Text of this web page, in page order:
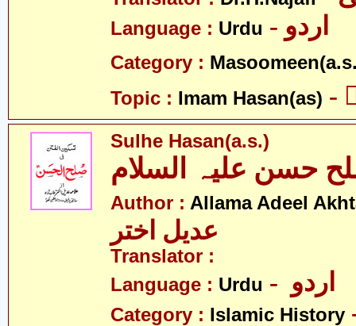
Language : Urdu - اردو
Category :
Topic : Imam Hasan(as)
Sulhe Hasan(a.s.)
حسن علیہ السلام
Author : Allama Adeel
عدیل اختر
Translator :
Language : Urdu
Category : Islamic History